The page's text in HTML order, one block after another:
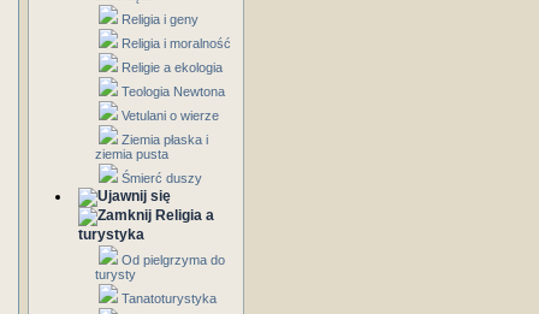
Religia i geny
Religia i moralność
Religie a ekologia
Teologia Newtona
Vetulani o wierze
Ziemia płaska i
ziemia pusta
Śmierć duszy
Religia a
turystyka
Od pielgrzyma do
turysty
Tanatoturystyka